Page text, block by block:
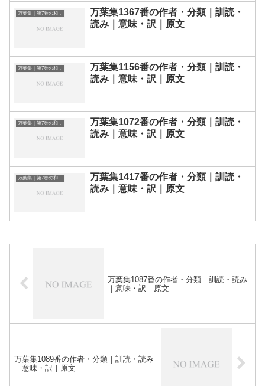
万葉集｜第7巻の和歌一覧
万葉集1367番の作者・分類｜訓読・
読み｜意味・訳｜原文
万葉集｜第7巻の和歌一覧
万葉集1156番の作者・分類｜訓読・
読み｜意味・訳｜原文
万葉集｜第7巻の和歌一覧
万葉集1072番の作者・分類｜訓読・
読み｜意味・訳｜原文
万葉集1417番の作者・分類｜訓読・
読み｜意味・訳｜原文
万葉集1087番の作者・分類｜訓読・読み
｜意味・訳｜原文
万葉集1089番の作者・分類｜訓読・読み
｜意味・訳｜原文